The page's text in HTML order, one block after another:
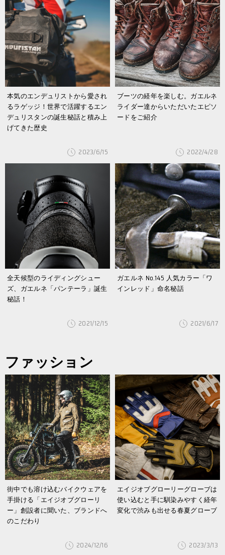
本気のエンデュリストから愛され
るラゲッジ！世界で活躍するエン
デュリスタンの誕生秘話と積み上
げてきた歴史
2023/6/15
ブーツの経年を楽しむ。ガエルネ
ライダー達からいただいたエピソ
ードをご紹介
2022/4/28
全天候型のライディングシュー
ズ、ガエルネ「パンテーラ」誕生
秘話！
2021/12/15
ガエルネ No.145 人気カラー「ワ
インレッド」命名秘話
2021/6/17
ファッション
街中でも溶け込むバイクウェアを
手掛ける「エイジオブグローリ
ー」創設者に聞いた、ブランドへ
のこだわり
2024/12/16
エイジオブグローリーグローブは
使い込むと手に馴染みやすく経年
変化で渋みも出せる春夏グローブ
2023/3/13